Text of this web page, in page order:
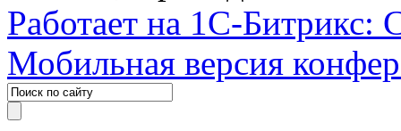
Работает на 1С-Битрикс:
Мобильная версия